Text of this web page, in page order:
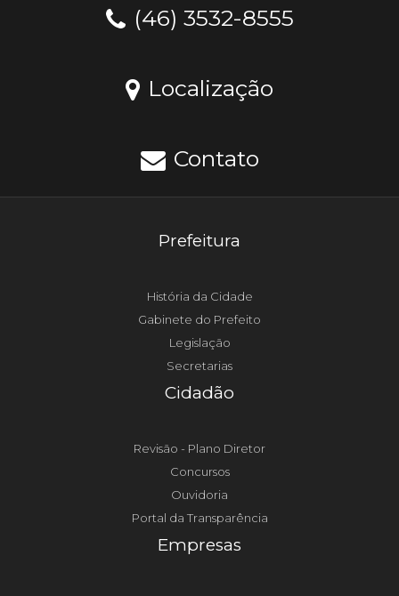
(46) 3532-8555
Localização
Contato
Prefeitura
História da Cidade
Gabinete do Prefeito
Legislação
Secretarias
Cidadão
Revisão - Plano Diretor
Concursos
Ouvidoria
Portal da Transparência
Empresas